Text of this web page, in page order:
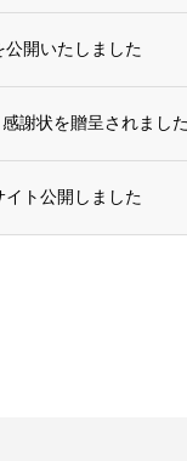
開いたしました
謝状を贈呈されまし
ト公開しました